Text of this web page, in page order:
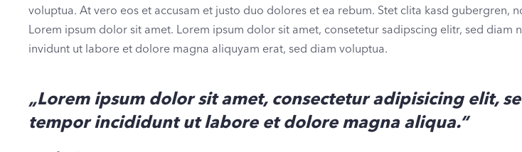
voluptua. At vero eos et accusam et justo duo dolores et ea rebum. Stet clita kasd gubergren,
Lorem ipsum dolor sit amet. Lorem ipsum dolor sit amet, consetetur sadipscing elitr, sed diam
invidunt ut labore et dolore magna aliquyam erat, sed diam voluptua.
„Lorem ipsum dolor sit amet, consectetur adipisicing elit,
tempor incididunt ut labore et dolore magna aliqua.“